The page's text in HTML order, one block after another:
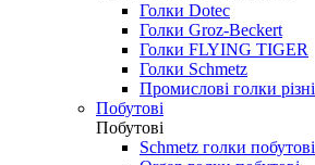
Голки Dotec
Голки Groz-Beckert
Голки FLYING TIGER
Голки Schmetz
Промислові голки різні
Побутові
Побутові
Schmetz голки побутові